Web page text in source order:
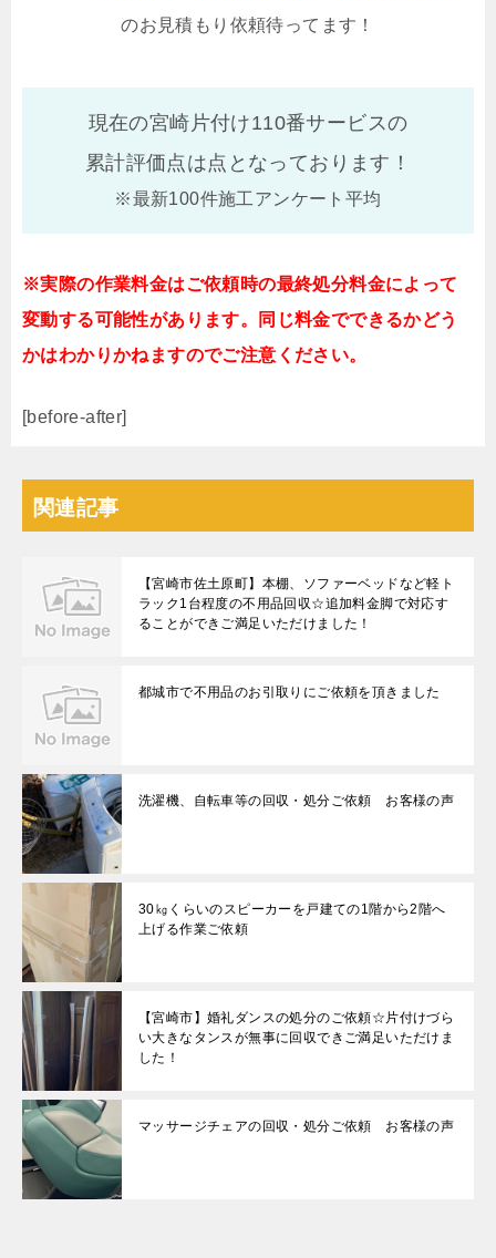
のお見積もり依頼待ってます！
現在の宮崎片付け110番サービスの
累計評価点は点となっております！
※最新100件施工アンケート平均
※実際の作業料金はご依頼時の最終処分料金によって
変動する可能性があります。同じ料金でできるかどう
かはわかりかねますのでご注意ください。
[before-after]
関連記事
【宮崎市佐土原町】本棚、ソファーベッドなど軽ト
ラック1台程度の不用品回収☆追加料金脚で対応す
ることができご満足いただけました！
都城市で不用品のお引取りにご依頼を頂きました
洗濯機、自転車等の回収・処分ご依頼 お客様の声
30㎏くらいのスピーカーを戸建ての1階から2階へ
上げる作業ご依頼
【宮崎市】婚礼ダンスの処分のご依頼☆片付けづら
い大きなタンスが無事に回収できご満足いただけま
した！
マッサージチェアの回収・処分ご依頼 お客様の声